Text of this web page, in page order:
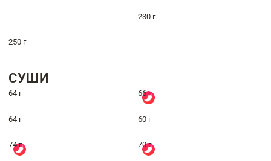
230 г
250 г
СУШИ
64 г 66 г
64 г 60 г
74 г 70 г